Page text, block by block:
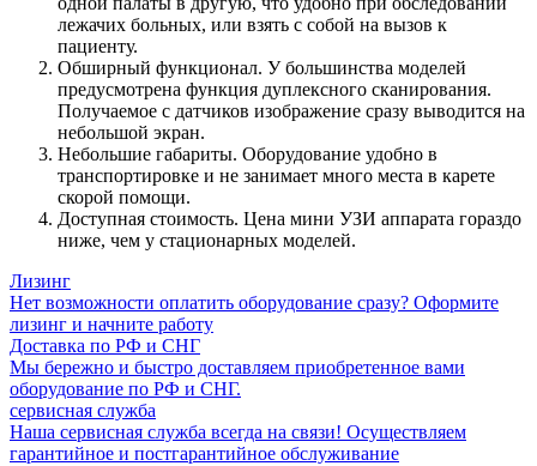
лежачих больных, или взять с собой на вызов к
пациенту.
Обширный функционал. У большинства моделей
предусмотрена функция дуплексного сканирования.
Получаемое с датчиков изображение сразу выводится на
небольшой экран.
Небольшие габариты. Оборудование удобно в
транспортировке и не занимает много места в карете
скорой помощи.
Доступная стоимость. Цена мини УЗИ аппарата гораздо
ниже, чем у стационарных моделей.
Лизинг
Нет возможности оплатить оборудование сразу? Оформите
лизинг и начните работу
Доставка по РФ и СНГ
Мы бережно и быстро доставляем приобретенное вами
оборудование по РФ и СНГ.
сервисная служба
Наша сервисная служба всегда на связи! Осуществляем
гарантийное и постгарантийное обслуживание